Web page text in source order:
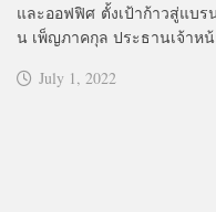
และออฟฟิศ ตั้งเป้าก้าวสู่แบร
น เพ็ญภาคกุล ประธานเจ้าห
July 1, 2022